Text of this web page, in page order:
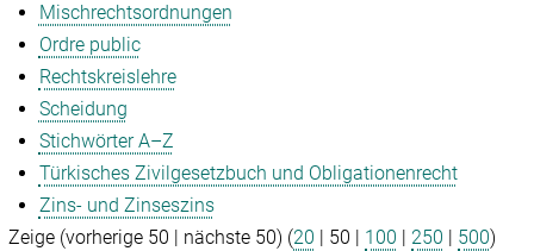
Mischrechtsordnungen
Ordre public
Rechtskreislehre
Scheidung
Stichwörter A–Z
Türkisches Zivilgesetzbuch und Obligationenrecht
Zins- und Zinseszins
Zeige (vorherige 50 nächste 50) (20 50 100 250 500)